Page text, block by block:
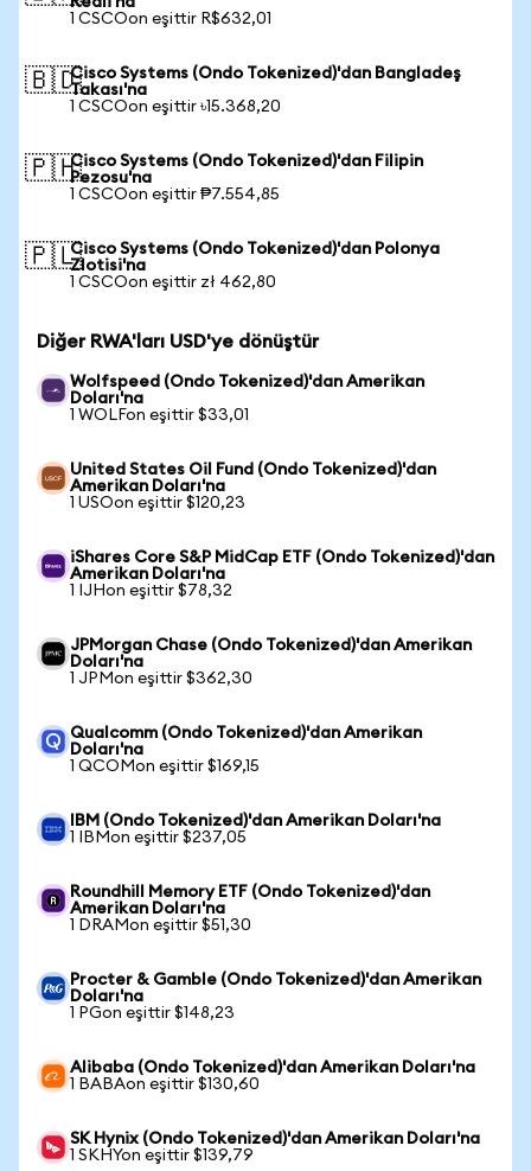
1 CSCOon eşittir R$632,01
🇧🇩Cisco Systems (Ondo Tokenized)'dan Bangladeş
Takası'na
1 CSCOon eşittir ৳15.368,20
🇵🇭Cisco Systems (Ondo Tokenized)'dan Filipin
Pezosu'na
1 CSCOon eşittir ₱7.554,85
🇵🇱Cisco Systems (Ondo Tokenized)'dan Polonya
Zlotisi'na
1 CSCOon eşittir zł 462,80
Diğer RWA'ları USD'ye dönüştür
Wolfspeed (Ondo Tokenized)'dan Amerikan
Doları'na
1 WOLFon eşittir $33,01
United States Oil Fund (Ondo Tokenized)'dan
Amerikan Doları'na
1 USOon eşittir $120,23
iShares Core S&P MidCap ETF (Ondo Tokenized)'dan
Amerikan Doları'na
1 IJHon eşittir $78,32
JPMorgan Chase (Ondo Tokenized)'dan Amerikan
Doları'na
1 JPMon eşittir $362,30
Qualcomm (Ondo Tokenized)'dan Amerikan
Doları'na
1 QCOMon eşittir $169,15
IBM (Ondo Tokenized)'dan Amerikan Doları'na
1 IBMon eşittir $237,05
Roundhill Memory ETF (Ondo Tokenized)'dan
Amerikan Doları'na
1 DRAMon eşittir $51,30
Procter & Gamble (Ondo Tokenized)'dan Amerikan
Doları'na
1 PGon eşittir $148,23
Alibaba (Ondo Tokenized)'dan Amerikan Doları'na
1 BABAon eşittir $130,60
SK Hynix (Ondo Tokenized)'dan Amerikan Doları'na
1 SKHYon eşittir $139,79